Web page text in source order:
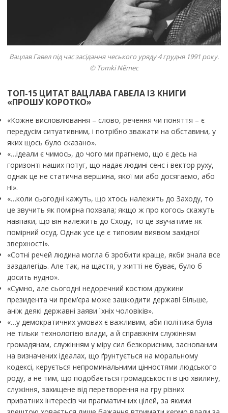
Вацлав Гавел під час засідання чеського уряду 4 грудня 1991 року.
© Tomki Němec
ТОП-15 ЦИТАТ ВАЦЛАВА ГАВЕЛА ІЗ КНИГИ
«ПРОШУ КОРОТКО»
«Кожне висловлювання – слово, речення чи поняття – є
передусім ситуативним, і потрібно зважати на обставини, у
яких щось було сказано».
«…ідеали є чимось, до чого ми прагнемо, що є десь на
горизонті наших потуг, що надає людині сенс і вектор руху,
однак це не статична вершина, якої ми або досягаємо, або
ні».
«…коли сьогодні кажуть, що хтось належить до Заходу, то
це звучить як помірна похвала; якщо ж про когось скажуть
навпаки, що він належить до Сходу, то це звучатиме як
помірний осуд. Однак усе це є типовим виявом західної
зверхності».
«Сотні речей людина могла б зробити краще, якби знала все
заздалегідь. Але так, на щастя, у житті не буває, було б
досить нудно».
«Сумно, але сьогодні недоречний костюм дружини
президента чи прем’єра може зашкодити державі більше,
аніж деякі державні заяви їхніх чоловіків».
«…у демократичних умовах є важливим, аби політика була
не тільки технологією влади, а й справжнім служінням
громадянам, служінням у міру сил безкорисним, заснованим
на визначених ідеалах, що ґрунтується на моральному
кодексі, керується непроминальними цінностями людського
роду, а не тим, що подобається громадськості в цю хвилину,
служіння, захищене від перетворення на гру різних
приватних інтересів чи прагматичних цілей, за якими